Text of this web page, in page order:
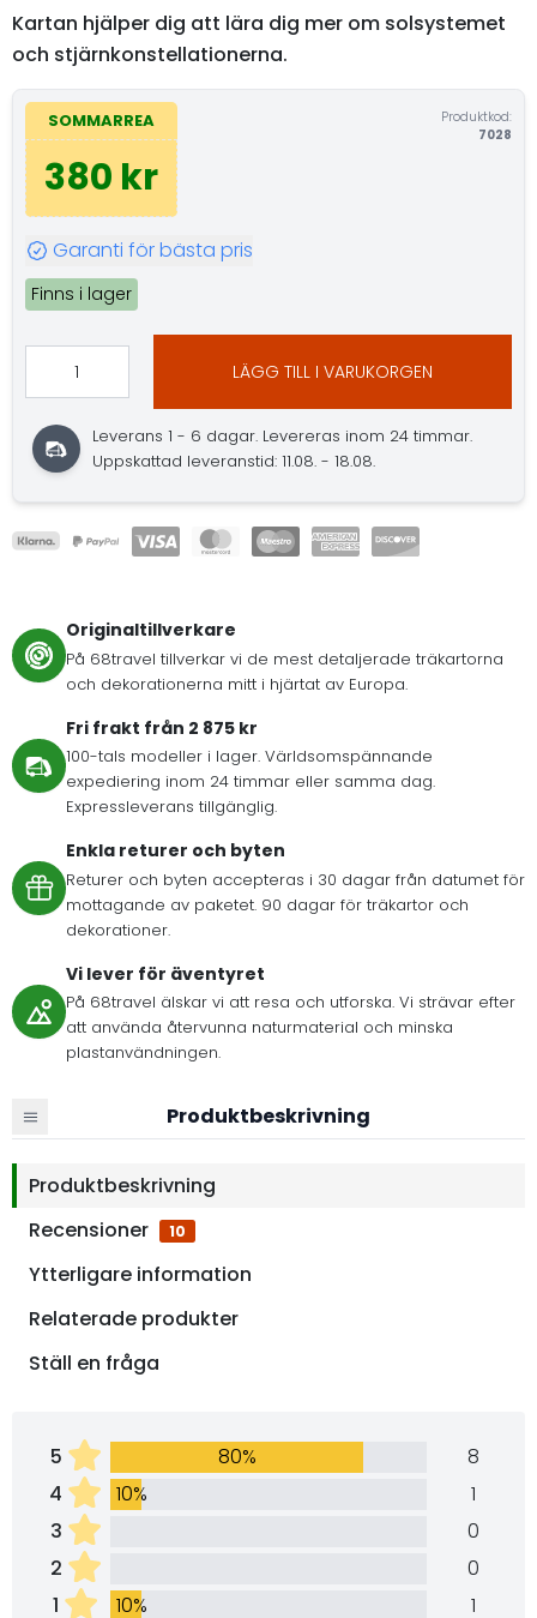
Kartan hjälper dig att lära dig mer om solsystemet
och stjärnkonstellationerna.
SOMMARREA
380 kr
Produktkod:
7028
Garanti för bästa pris
Finns i lager
LÄGG TILL I VARUKORGEN
Leverans 1 - 6 dagar. Levereras inom 24 timmar.
Uppskattad leveranstid: 11.08. - 18.08.
Originaltillverkare
På 68travel tillverkar vi de mest detaljerade träkartorna
och dekorationerna mitt i hjärtat av Europa.
Fri frakt från 2 875 kr
100-tals modeller i lager. Världsomspännande
expediering inom 24 timmar eller samma dag.
Expressleverans tillgänglig.
Enkla returer och byten
Returer och byten accepteras i 30 dagar från datumet för
mottagande av paketet. 90 dagar för träkartor och
dekorationer.
Vi lever för äventyret
På 68travel älskar vi att resa och utforska. Vi strävar efter
att använda återvunna naturmaterial och minska
plastanvändningen.
Produktbeskrivning
Produktbeskrivning
Recensioner
10
Ytterligare information
Relaterade produkter
Ställ en fråga
5 80%
8
4
10%
1
3
0
2
0
1
10% 1